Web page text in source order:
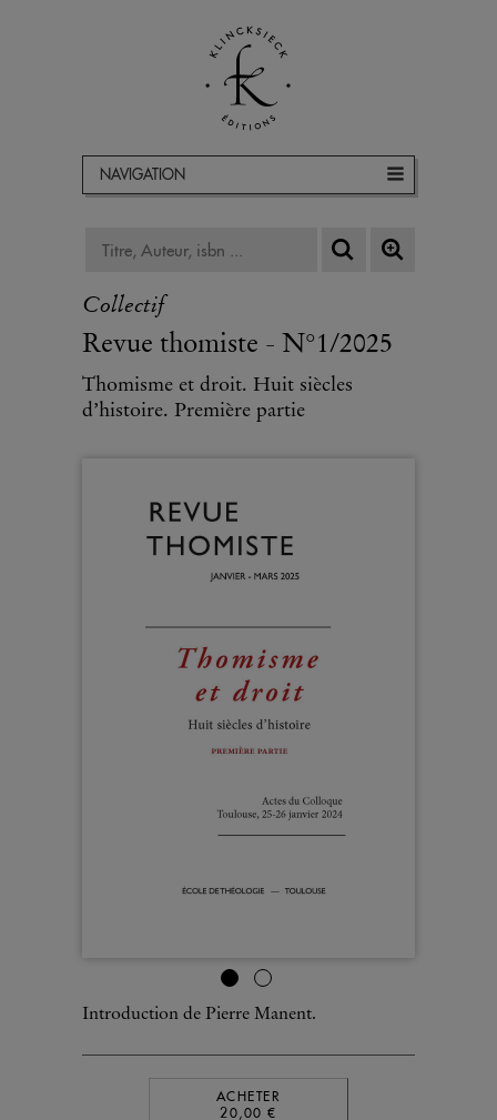
NAVIGATION
Collectif
Revue thomiste - N°1/2025
Thomisme et droit. Huit siècles
d’histoire. Première partie
Introduction de Pierre Manent.
ACHETER
20,00 €